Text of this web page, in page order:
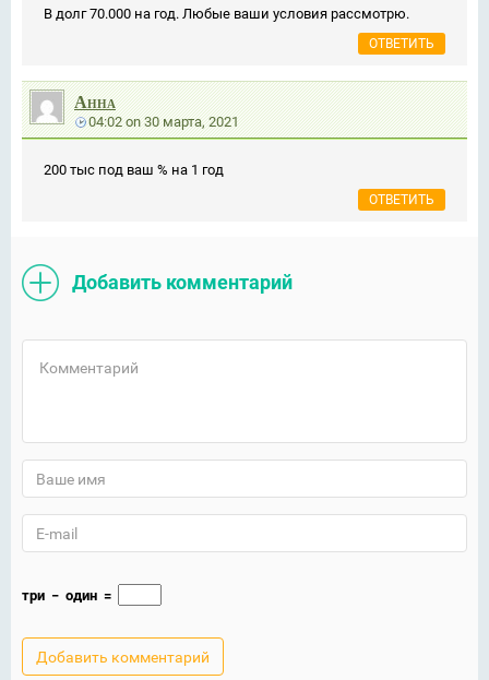
В долг 70.000 на год. Любые ваши условия рассмотрю.
ОТВЕТИТЬ
Анна
04:02on30 марта, 2021
200 тыс под ваш % на 1 год
ОТВЕТИТЬ
Добавить комментарий
три − один =